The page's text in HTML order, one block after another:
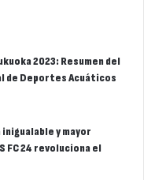
2023: Resumen del
de Deportes Acuáticos
y mayor
FC 24 revoluciona el